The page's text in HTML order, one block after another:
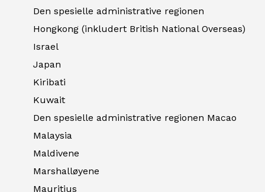
Den spesielle administrative regionen
Hongkong (inkludert British National Overseas)
Israel
Japan
Kiribati
Kuwait
Den spesielle administrative regionen Macao
Malaysia
Maldivene
Marshalløyene
Mauritius